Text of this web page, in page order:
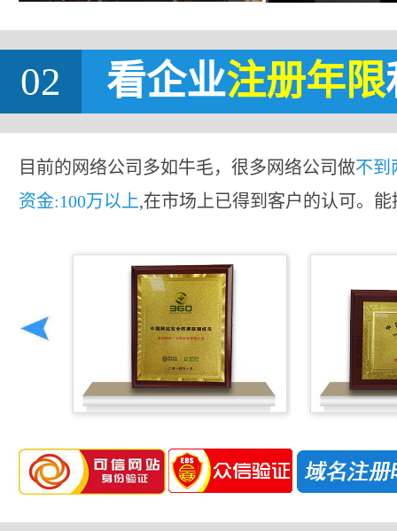
02 看企业注册年限
目前的网络公司多如牛毛，很多网络公司做不到
资金:100万以上,在市场上已得到客户的认可。